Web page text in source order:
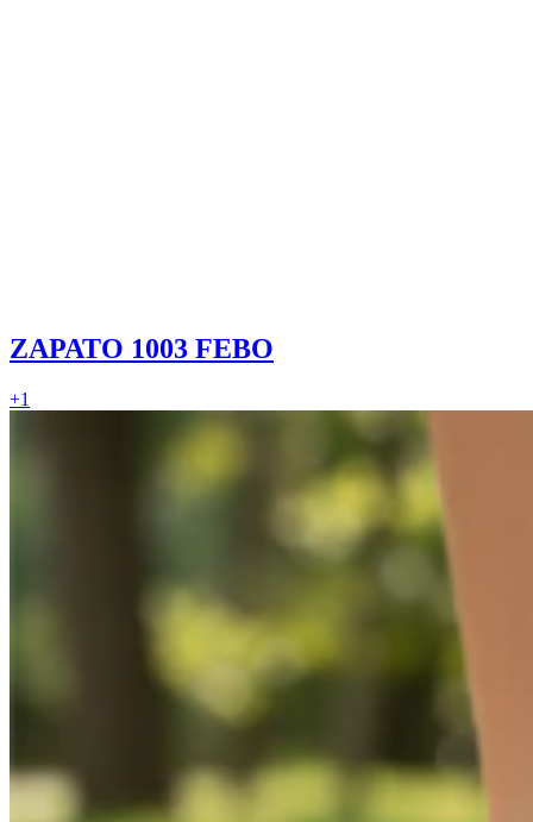
ZAPATO 1003 FEBO
+1